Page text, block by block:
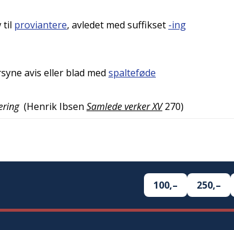
til proviantere, avledet med suffikset -ing
avis eller blad med spalteføde
(Henrik Ibsen Samlede verker XV 270)
100,– 250,–